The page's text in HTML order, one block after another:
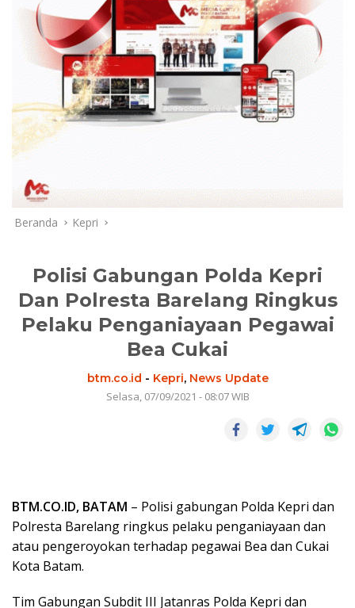
Beranda Kepri
Polisi Gabungan Polda Kepri
Dan Polresta Barelang Ringkus
Pelaku Penganiayaan Pegawai
Bea Cukai
btm.co.id - Kepri, News Update
Selasa, 07/09/2021 - 08:07 WIB
BTM.CO.ID, BATAM – Polisi gabungan Polda Kepri dan
Polresta Barelang ringkus pelaku penganiayaan dan
atau pengeroyokan terhadap pegawai Bea dan Cukai
Kota Batam.
Tim Gabungan Subdit III Jatanras Polda Kepri dan